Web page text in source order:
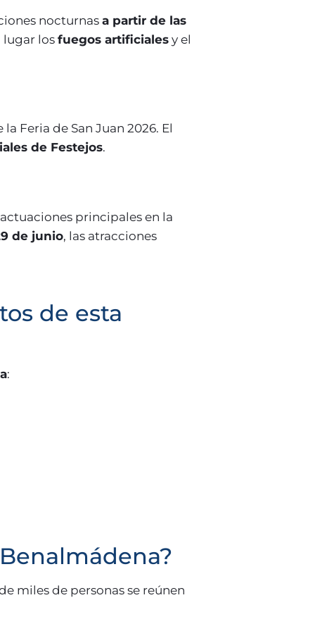
nocturnasa partir de las
los fuegos artificiales y el
Feria de San Juan 2026. El
de Festejos.
actuaciones principales en la
de junio, las atracciones
de esta
:
miles de personas se reúnen